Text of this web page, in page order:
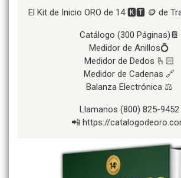
El Kit de Inicio ORO de 14 🅺🆃 🪙 de
Catálogo (300 Páginas)📔
Medidor de Anillos💍
Medidor de Dedos 🫰🏻
Medidor de Cadenas 🔗
Balanza Electrónica ⚖️
Llamanos (800) 825-9452
📲 https://